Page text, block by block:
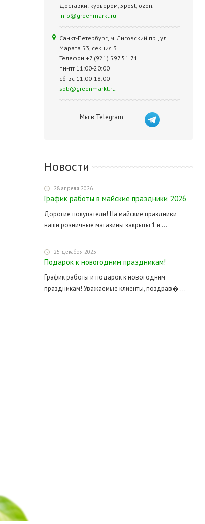
Доставки: курьером, 5post, ozon.
info@greenmarkt.ru
Санкт-Петербург, м. Лиговский пр., ул.
Марата 53, секция 3
Телефон +7 (921) 597 51 71
пн-пт 11:00-20:00
сб-вс 11:00-18:00
spb@greenmarkt.ru
Мы в Telegram
Новости
28 апреля 2026
График работы в майские праздники 2026
Дорогие покупатели! На майские праздники
наши розничные магазины закрыты 1 и ...
25 декабря 2025
Подарок к новогодним праздникам!
График работы и подарок к новогодним
праздникам! Уважаемые клиенты, поздрав� ...